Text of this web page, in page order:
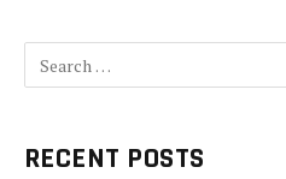
RECENT POSTS